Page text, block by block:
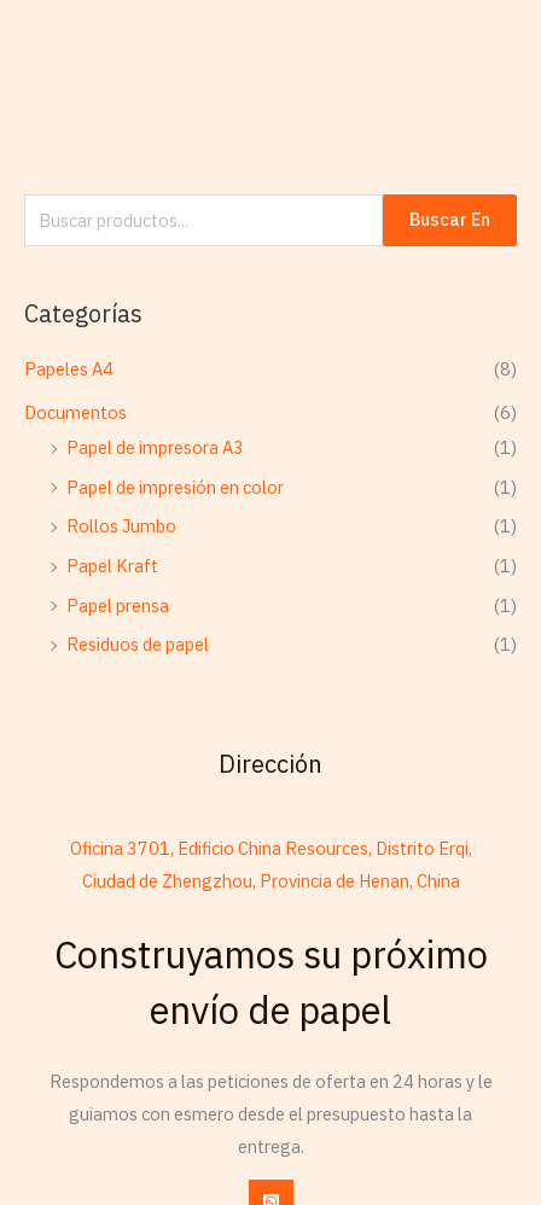
Buscar En
Categorías
Papeles A4
(8)
Documentos
(6)
Papel de impresora A3
(1)
Papel de impresión en color
(1)
Rollos Jumbo
(1)
Papel Kraft
(1)
Papel prensa
(1)
Residuos de papel
(1)
Dirección
Oficina 3701, Edificio China Resources, Distrito Erqi,
Ciudad de Zhengzhou, Provincia de Henan, China
Construyamos su próximo
envío de papel
Respondemos a las peticiones de oferta en 24 horas y le
guiamos con esmero desde el presupuesto hasta la
entrega.
Spanish (Dominican Republic)
Esperanto
Frisian
Russian
Armenian
French